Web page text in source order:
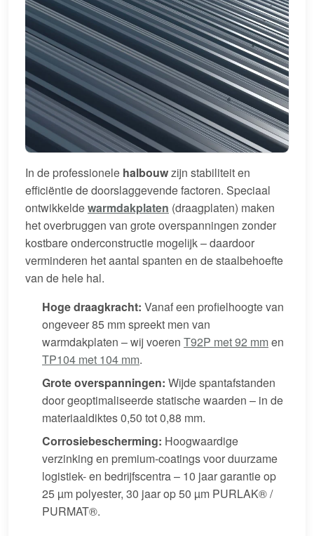
In de professionele halbouwzijn stabiliteit en
efficiëntie de doorslaggevende factoren. Speciaal
ontwikkeldewarmdakplaten (draagplaten) maken
het overbruggen van grote overspanningen zonder
kostbare onderconstructie mogelijk – daardoor
verminderen het aantal spanten en de staalbehoefte
van de hele hal.
Hoge draagkracht: Vanaf een profielhoogte van
ongeveer 85 mm spreekt men van
warmdakplaten – wij voeren T92P met 92 mmen
TP104 met 104 mm.
Grote overspanningen: Wijde spantafstanden
door geoptimaliseerde statische waarden – in de
materiaaldiktes 0,50 tot 0,88 mm.
Corrosiebescherming: Hoogwaardige
verzinking en premium-coatings voor duurzame
logistiek- en bedrijfscentra – 10 jaar garantie op
25 µm polyester, 30 jaar op 50 µm PURLAK® /
PURMAT®.